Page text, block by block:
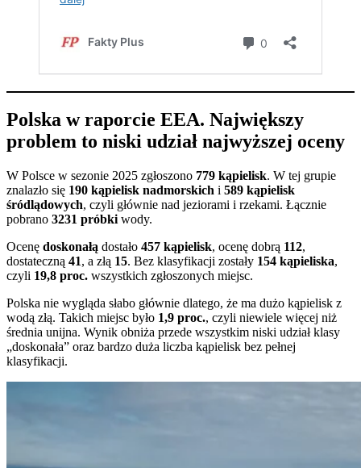
Polska w raporcie EEA. Największy
problem to niski udział najwyższej oceny
W Polsce w sezonie 2025 zgłoszono 779 kąpielisk. W tej grupie
znalazło się 190 kąpielisk nadmorskich i 589 kąpielisk
śródlądowych, czyli głównie nad jeziorami i rzekami. Łącznie
pobrano 3231 próbki wody.
Ocenę doskonałą dostało 457 kąpielisk, ocenę dobrą 112,
dostateczną 41, a złą 15. Bez klasyfikacji zostały 154 kąpieliska,
czyli 19,8 proc. wszystkich zgłoszonych miejsc.
Polska nie wygląda słabo głównie dlatego, że ma dużo kąpielisk z
wodą złą. Takich miejsc było 1,9 proc., czyli niewiele więcej niż
średnia unijna. Wynik obniża przede wszystkim niski udział klasy
„doskonała” oraz bardzo duża liczba kąpielisk bez pełnej
klasyfikacji.